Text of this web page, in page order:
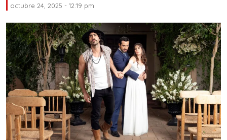
octubre 24, 2025 - 12:19 pm